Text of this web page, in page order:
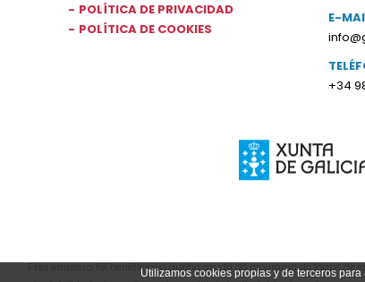
Utilizamos cookies propias y de terceros
POLÍTICA DE PRIVACIDAD
POLÍTICA DE COOKIES
E-
+34
Esta empresa foi beneficiaria dunha axuda do programa do Igape